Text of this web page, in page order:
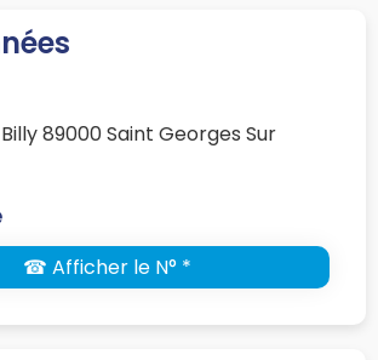
89000 Saint Georges Sur
☎ Afficher le N° *